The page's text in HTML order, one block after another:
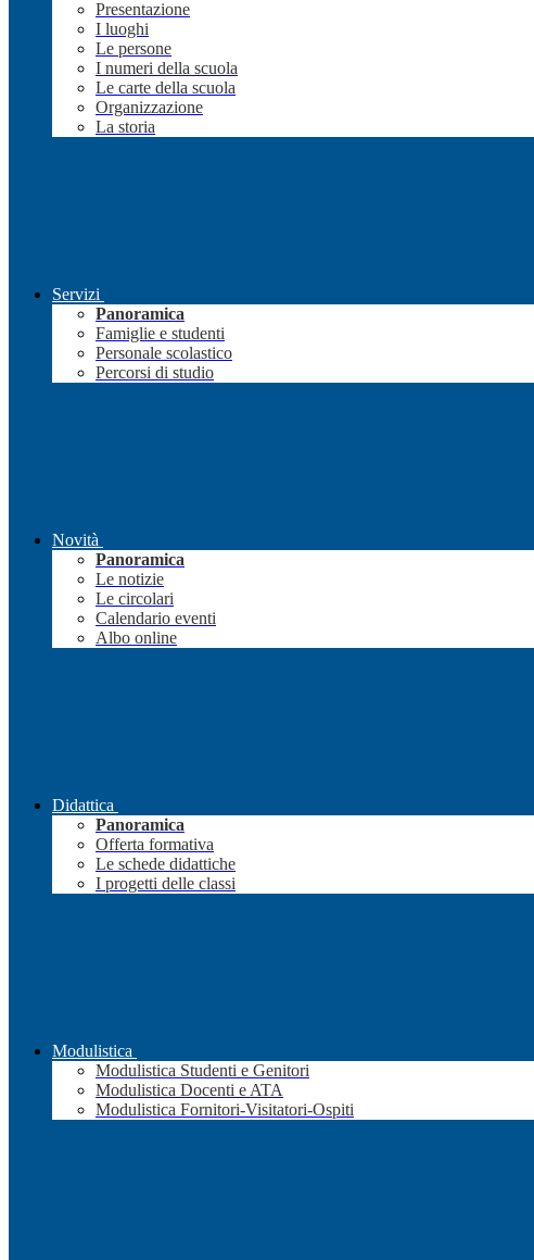
Presentazione
I luoghi
Le persone
I numeri della scuola
Le carte della scuola
Organizzazione
La storia
Servizi
Panoramica
Famiglie e studenti
Personale scolastico
Percorsi di studio
Novità
Panoramica
Le notizie
Le circolari
Calendario eventi
Albo online
Didattica
Panoramica
Offerta formativa
Le schede didattiche
I progetti delle classi
Modulistica
Modulistica Studenti e Genitori
Modulistica Docenti e ATA
Modulistica Fornitori-Visitatori-Ospiti